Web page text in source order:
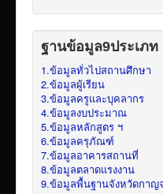
ฐานข้อมูล9ประเภท
1.ข้อมูลทั่วไปสถานศึกษา
2.ข้อมูลผู้เรียน
3.ข้อมูลครูและบุคลากร
4.ข้อมูลงบประมาณ
5.ข้อมูลหลักสูตร ฯ
6.ข้อมูลครุภัณฑ์
7.ข้อมูลอาคารสถานที่
8.ข้อมูลตลาดแรงงาน
9.ข้อมูลพื้นฐานจังหวัดกาญ